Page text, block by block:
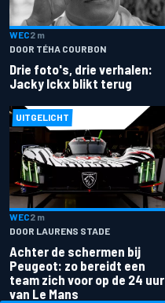
WEC2 m
DOOR TÉHA COURBON
Drie foto's, drie verhalen:
Jacky Ickx blikt terug
UITGELICHT
WEC2 m
DOOR LAURENS STADE
Achter de schermen bij
Peugeot: zo bereidt een
team zich voor op de 24 uur
van Le Mans